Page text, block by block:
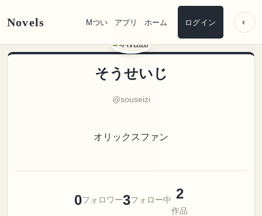
Novels Mつい アプリ ホーム ログイン ◐
そうせいじ
@souseizi
オリックスファン
0フォロワー3フォロー中 2
作品